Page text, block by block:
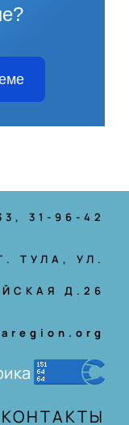
31-96-42
ТУЛА, УЛ.
Д.26
КОНТАКТЫ